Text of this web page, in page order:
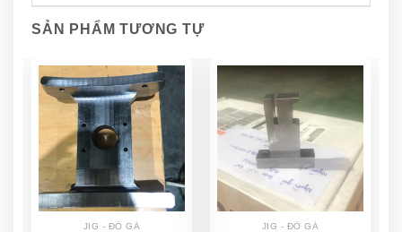
SẢN PHẨM TƯƠNG TỰ
JIG - ĐỒ GÁ JIG - ĐỒ GÁ